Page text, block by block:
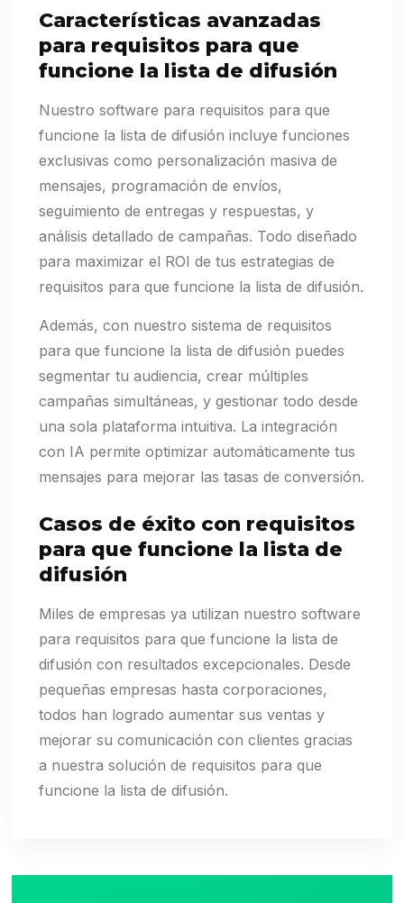
Características avanzadas
para requisitos para que
funcione la lista de difusión
Nuestro software para requisitos para que
funcione la lista de difusión incluye funciones
exclusivas como personalización masiva de
mensajes, programación de envíos,
seguimiento de entregas y respuestas, y
análisis detallado de campañas. Todo diseñado
para maximizar el ROI de tus estrategias de
requisitos para que funcione la lista de difusión.
Además, con nuestro sistema de requisitos
para que funcione la lista de difusión puedes
segmentar tu audiencia, crear múltiples
campañas simultáneas, y gestionar todo desde
una sola plataforma intuitiva. La integración
con IA permite optimizar automáticamente tus
mensajes para mejorar las tasas de conversión.
Casos de éxito con requisitos
para que funcione la lista de
difusión
Miles de empresas ya utilizan nuestro software
para requisitos para que funcione la lista de
difusión con resultados excepcionales. Desde
pequeñas empresas hasta corporaciones,
todos han logrado aumentar sus ventas y
mejorar su comunicación con clientes gracias
a nuestra solución de requisitos para que
funcione la lista de difusión.